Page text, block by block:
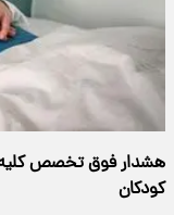
هشدار فوق تخصص کلیه
کودکان